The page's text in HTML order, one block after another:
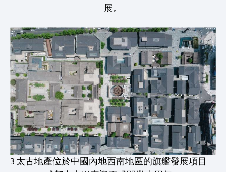
展。
3 太古地產位於中國內地西南地區的旗艦發展項目—